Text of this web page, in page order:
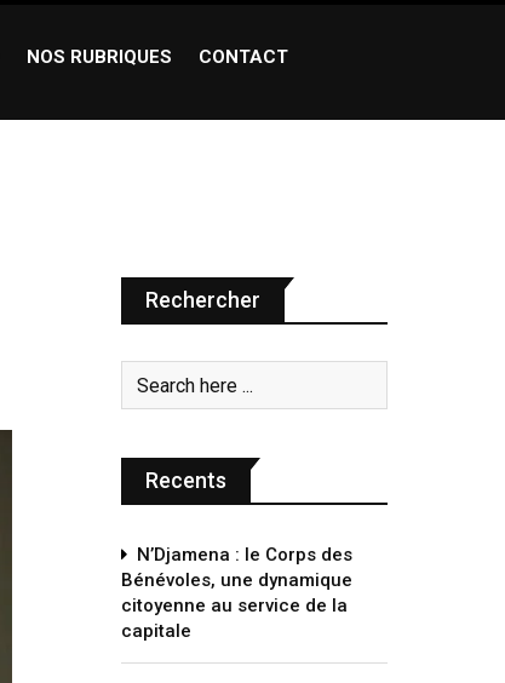
NOS RUBRIQUES CONTACT
Rechercher
Recents
N’Djamena : le Corps des
Bénévoles, une dynamique
citoyenne au service de la
capitale